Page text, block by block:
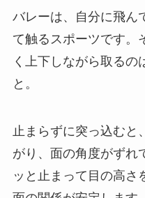
バレーは、自分に飛ん
て触るスポーツです。
く上下しながら取るの
と。
止まらずに突っ込むと
がり、面の角度がずれ
ッと止まって目の高さ